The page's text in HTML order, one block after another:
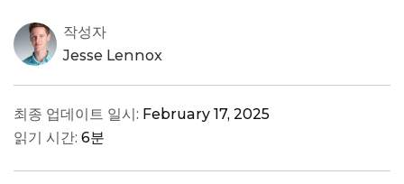
작성자
Jesse Lennox
최종 업데이트 일시: February 17, 2025
읽기 시간: 6분